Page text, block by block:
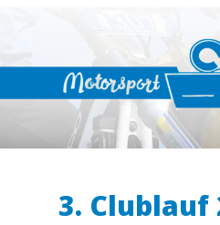
3. Clublauf